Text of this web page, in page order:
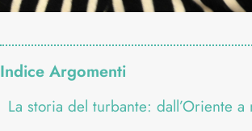
Indice Argomenti
La storia del turbante: dall’Oriente a